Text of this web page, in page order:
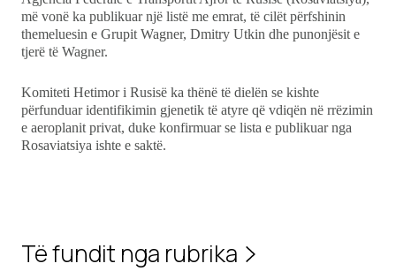
më vonë ka publikuar një listë me emrat, të cilët përfshinin
themeluesin e Grupit Wagner, Dmitry Utkin dhe punonjësit e
tjerë të Wagner.
Komiteti Hetimor i Rusisë ka thënë të dielën se kishte
përfunduar identifikimin gjenetik të atyre që vdiqën në rrëzimin
e aeroplanit privat, duke konfirmuar se lista e publikuar nga
Rosaviatsiya ishte e saktë.
Të fundit nga rubrika